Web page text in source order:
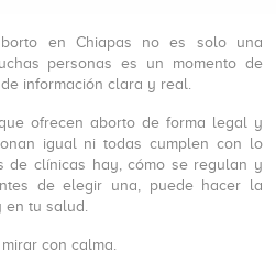
en Chiapas no es solo una
personas es un momento de
información clara y real.
ofrecen aborto de forma legal y
igual ni todas cumplen con lo
de clínicas hay, cómo se regulan y
de elegir una, puede hacer la
en tu salud.
con calma.